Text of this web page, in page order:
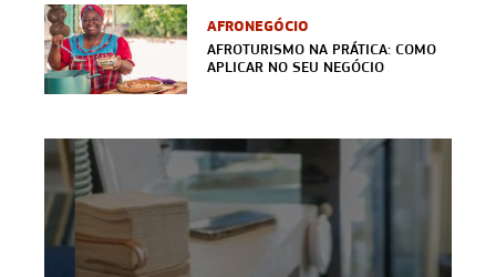
AFRONEGÓCIO
AFROTURISMO NA PRÁTICA: COMO
APLICAR NO SEU NEGÓCIO